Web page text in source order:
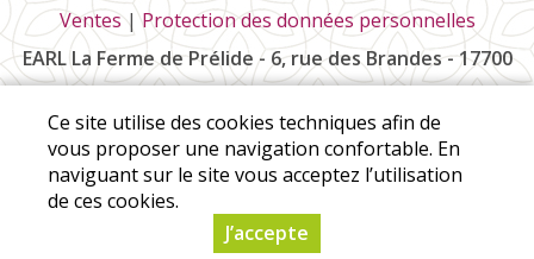
Ventes |Protection des données personnelles
EARL La Ferme de Prélide - 6, rue des Brandes - 17700
Tél :06 85 73 58 95
© Copyright 2026 - EARL La Ferme de Prélide - Tous droits
Ce site utilise des cookies techniques afin de
vous proposer une navigation confortable. En
naviguant sur le site vous acceptez l’utilisation
de ces cookies.
J’accepte